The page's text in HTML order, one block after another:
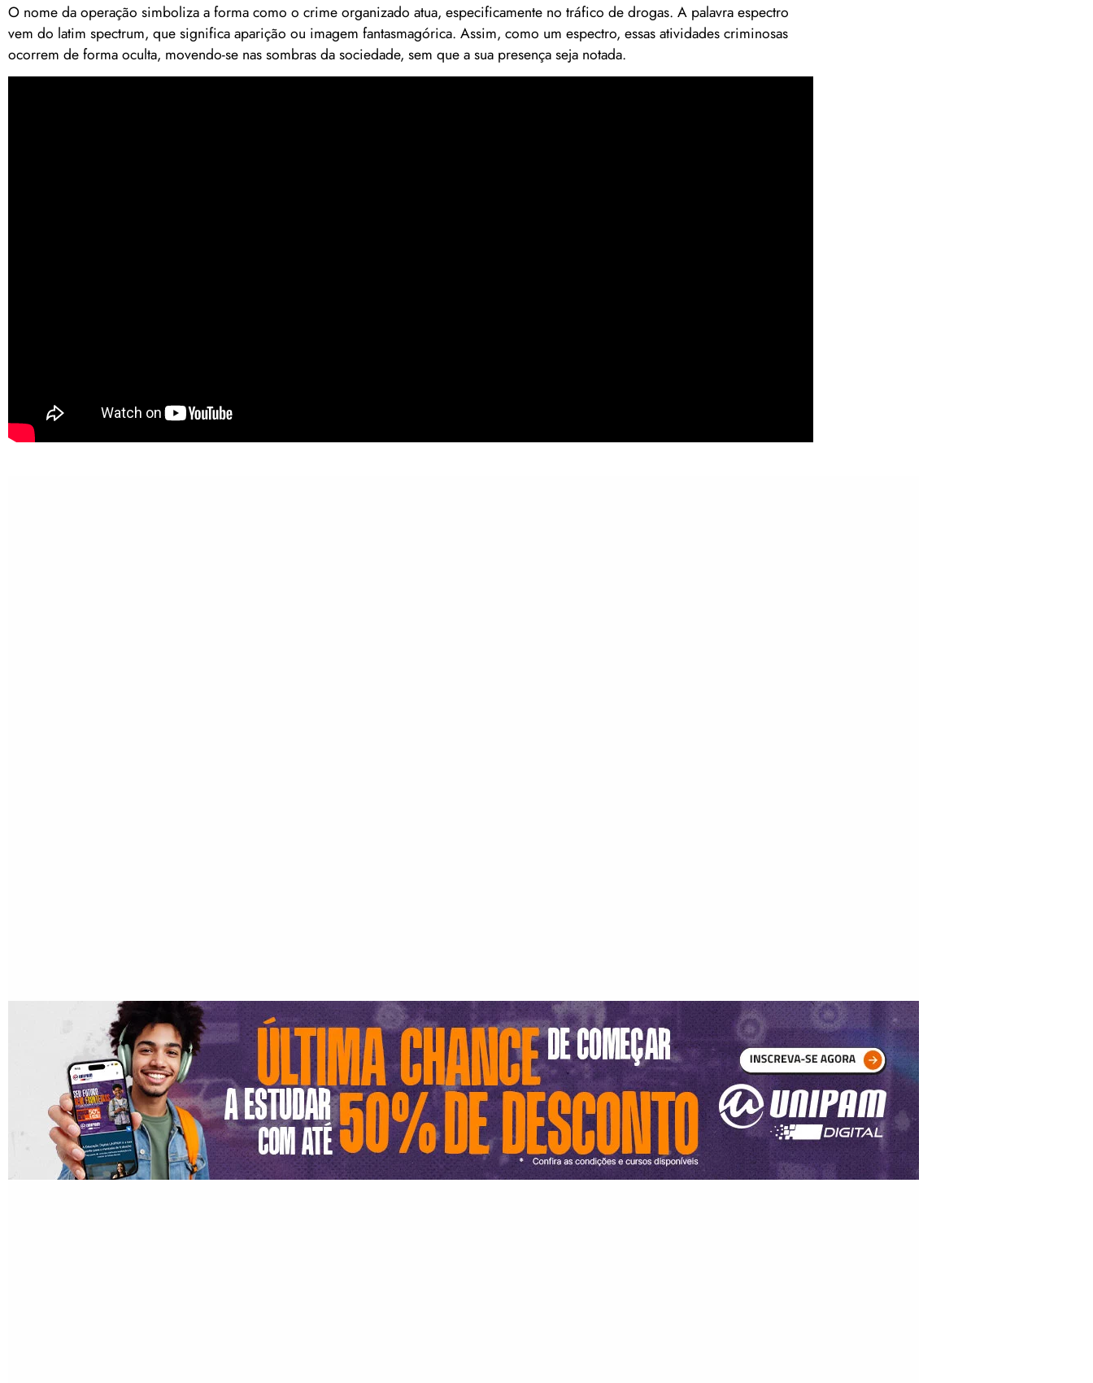
O nome da operação simboliza a forma como o crime organizado atua, especificamente no tráfico de drogas. A palavra espectro
vem do latim spectrum, que significa aparição ou imagem fantasmagórica. Assim, como um espectro, essas atividades criminosas
ocorrem de forma oculta, movendo-se nas sombras da sociedade, sem que a sua presença seja notada.